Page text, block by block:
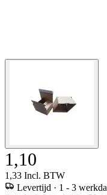
1,10
1,33 Incl. BTW
Levertijd · 1 - 3